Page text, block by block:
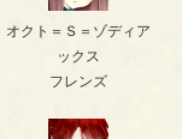
オクト＝Ｓ＝ゾディア
ックス
フレンズ